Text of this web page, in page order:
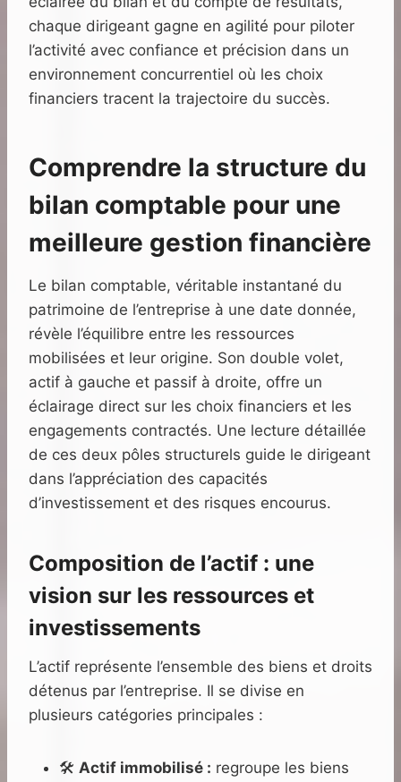
chaque dirigeant gagne en agilité pour piloter
l’activité avec confiance et précision dans un
environnement concurrentiel où les choix
financiers tracent la trajectoire du succès.
Comprendre la structure du
bilan comptable pour une
meilleure gestion financière
Le bilan comptable, véritable instantané du
patrimoine de l’entreprise à une date donnée,
révèle l’équilibre entre les ressources
mobilisées et leur origine. Son double volet,
actif à gauche et passif à droite, offre un
éclairage direct sur les choix financiers et les
engagements contractés. Une lecture détaillée
de ces deux pôles structurels guide le dirigeant
dans l’appréciation des capacités
d’investissement et des risques encourus.
Composition de l’actif : une
vision sur les ressources et
investissements
L’actif représente l’ensemble des biens et droits
détenus par l’entreprise. Il se divise en
plusieurs catégories principales :
🛠️ Actif immobilisé : regroupe les biens